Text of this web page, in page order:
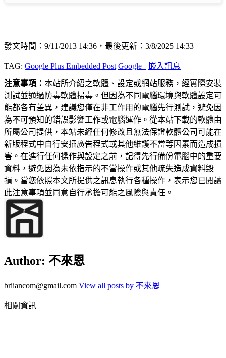
發文時間：9/11/2013 14:36，最後更新：3/8/2025 14:33
TAG: Google Plus Embedded Post Google+ 嵌入訊息
注意事項： 本站所介紹之軟體、設定或網站服務，經實際安裝
測試並通過防毒軟體掃毒。但因為不同電腦環境與軟體設定可
能都各有差異，建議您僅在非工作用的電腦先行測試，避免因
為不可預知的錯誤影響工作或電腦運作。從本站下載的軟體由
所屬公司提供，本站未經任何修改且無法保證軟體公司可能在
新版程式中自行安插廣告程式或其他維護不當等因素而造成損
害。在進行任何操作與設定之前，記得先行備份電腦中的重要
資料，避免因為未依指示的不當操作或其他疏失造成資料毀
損。當您依照本文所提供之訊息執行各種操作，表示您已閱讀
此注意事項並同意自行承擔可能之風險與責任。
Author: 不來恩
briiancom@gmail.com View all posts by 不來恩
相關資訊